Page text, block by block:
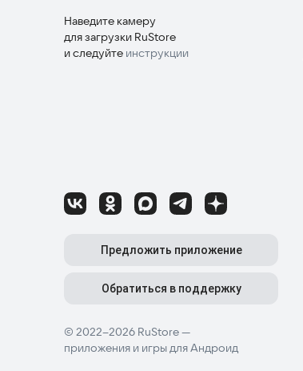
Наведите камеру
для загрузки RuStore
и следуйте инструкции
© 2022–2026 RuStore —
приложения и игры для Андроид
Предложить приложение
Обратиться в поддержку